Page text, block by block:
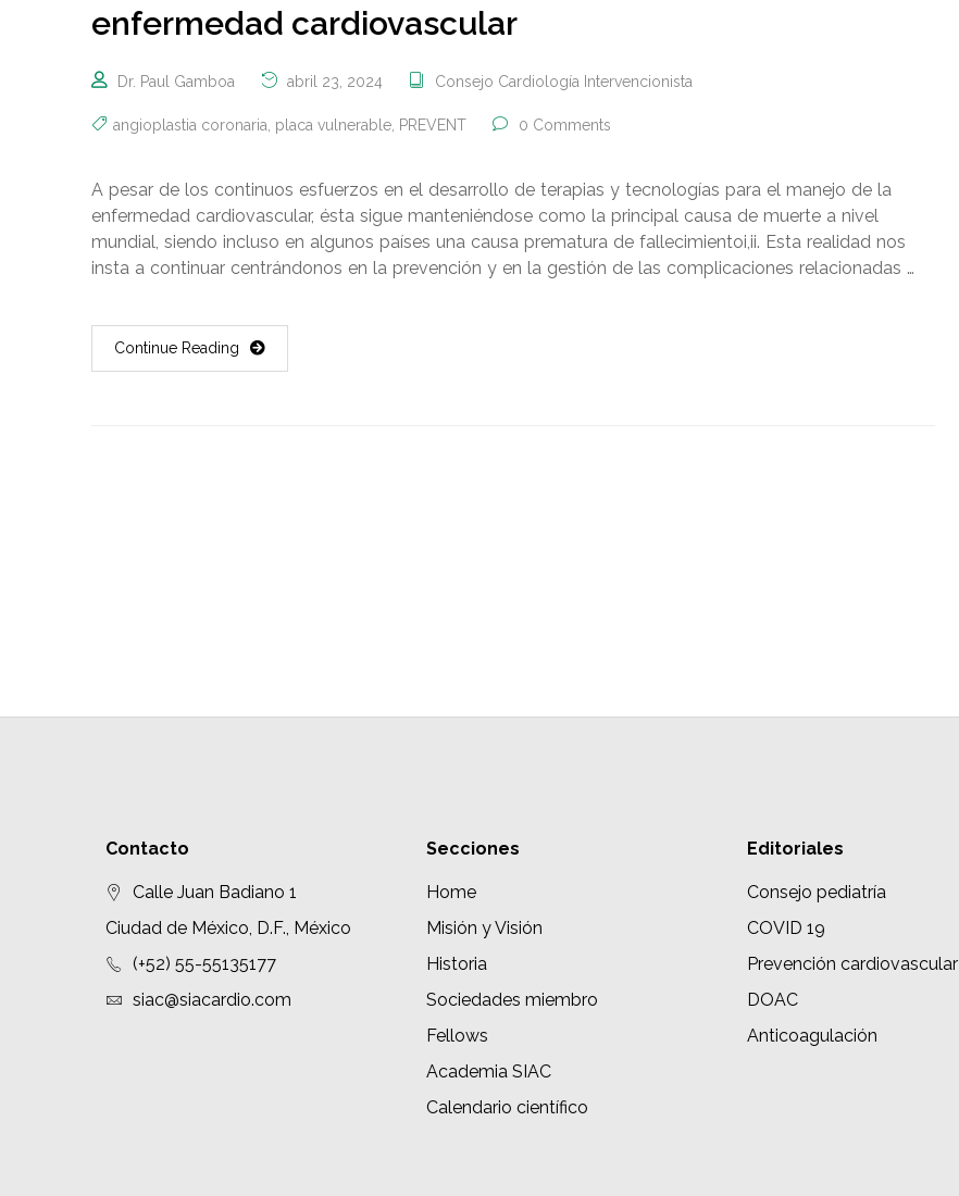
enfermedad cardiovascular
Dr. Paul Gamboa abril 23, 2024 Consejo Cardiología Intervencionista
angioplastia coronaria placa vulnerable PREVENT 0 Comments
A pesar de los continuos esfuerzos en el desarrollo de terapias y tecnologías para el manejo de la
enfermedad cardiovascular, ésta sigue manteniéndose como la principal causa de muerte a nivel
mundial, siendo incluso en algunos países una causa prematura de fallecimientoi,ii. Esta realidad nos
insta a continuar centrándonos en la prevención y en la gestión de las complicaciones relacionadas …
Continue Reading
Contacto
Calle Juan Badiano 1
Ciudad de México, D.F., México
(+52) 55-55135177
siac@siacardio.com
Secciones
Home
Misión y Visión
Historia
Sociedades miembro
Fellows
Academia SIAC
Calendario científico
Editoriales
Consejo pediatría
COVID 19
Prevención cardiovascular
DOAC
Anticoagulación